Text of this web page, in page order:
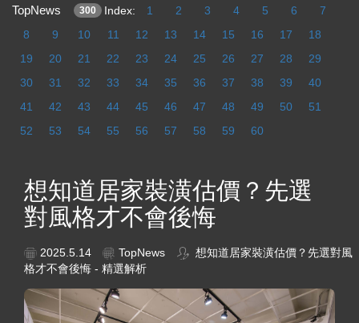
TopNews 300 Index: 1 2 3 4 5 6
7
8
9 10 11 12 13 14 15 16 17
18
19
20 21 22 23 24 25 26 27 28
29
30
31 32 33 34 35 36 37 38 39
40
41
42 43 44 45 46 47 48 49 50
51
52
53 54 55 56 57 58 59 60
想知道居家裝潢估價？先選
對風格才不會後悔
2025.5.14 TopNews
想知道居家裝潢估價？先選對風
格才不會後悔 - 精選解析